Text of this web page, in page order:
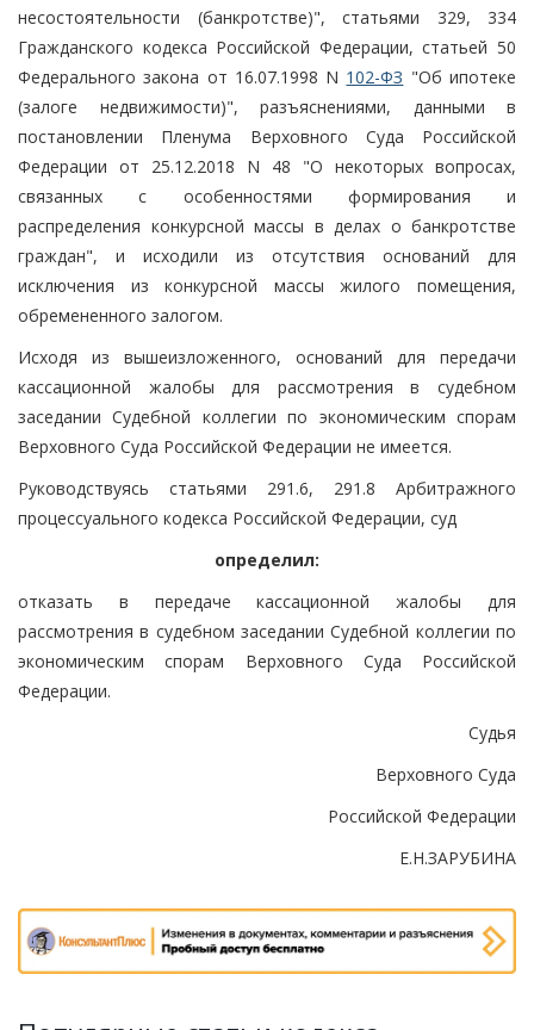
несостоятельности (банкротстве)", статьями 329, 334
Гражданского кодекса Российской Федерации, статьей 50
Федерального закона от 16.07.1998 N 102-ФЗ "Об ипотеке
(залоге недвижимости)", разъяснениями, данными в
постановлении Пленума Верховного Суда Российской
Федерации от 25.12.2018 N 48 "О некоторых вопросах,
связанных с особенностями формирования и
распределения конкурсной массы в делах о банкротстве
граждан", и исходили из отсутствия оснований для
исключения из конкурсной массы жилого помещения,
обремененного залогом.
Исходя из вышеизложенного, оснований для передачи
кассационной жалобы для рассмотрения в судебном
заседании Судебной коллегии по экономическим спорам
Верховного Суда Российской Федерации не имеется.
Руководствуясь статьями 291.6, 291.8 Арбитражного
процессуального кодекса Российской Федерации, суд
определил:
отказать в передаче кассационной жалобы для
рассмотрения в судебном заседании Судебной коллегии по
экономическим спорам Верховного Суда Российской
Федерации.
Судья
Верховного Суда
Российской Федерации
Е.Н.ЗАРУБИНА